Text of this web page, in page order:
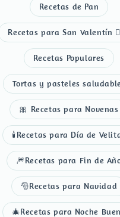
Recetas de Pan
Recetas para San Valentín
Recetas Populares
Tortas y pasteles
🎀 Recetas para Novenas
🕯️Recetas para Día de
🎆Recetas para Fin de
🎅Recetas para Navidad
🎄Recetas para Noche